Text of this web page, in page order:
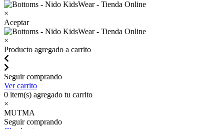
×
Aceptar
×
Producto agregado a carrito
Seguir comprando
Ver carrito
0 item(s) agregado tu carrito
×
MUTMA
Seguir comprando